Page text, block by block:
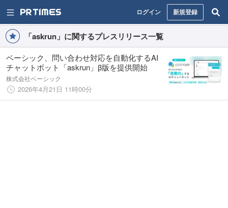
ログイン 新規登録
「askrun」に関するプレスリリース一覧
ベーシック、問い合わせ対応を自動化するAI
チャットボット「askrun」β版を提供開始
株式会社ベーシック
2026年4月21日 11時00分